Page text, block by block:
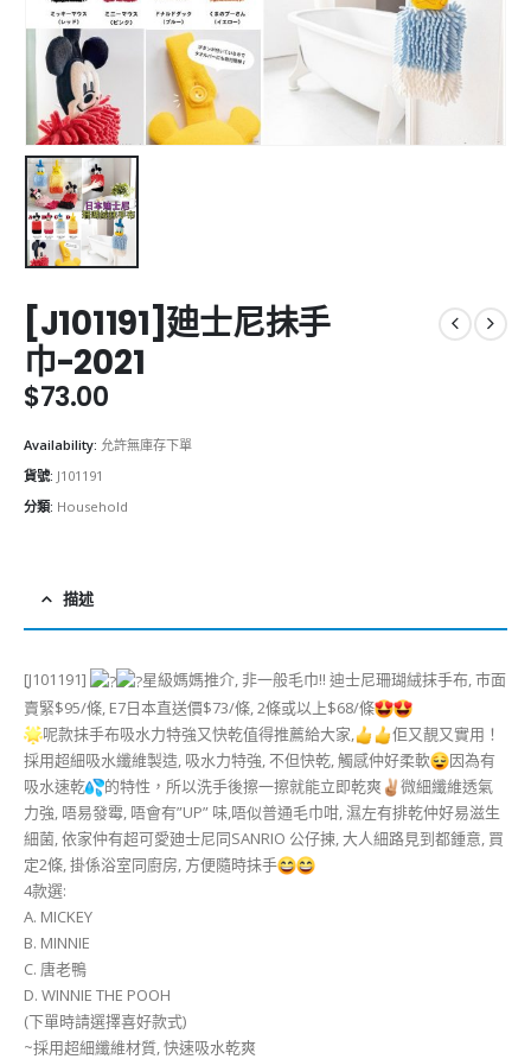
[J101191]廸士尼抺手
巾-2021
$73.00
Availability: 允許無庫存下單
貨號: J101191
分類: Household
描述
[J101191]
星級媽媽推介, 非一般毛巾!! 迪士尼珊瑚絨抹手布, 巿面
賣緊$95/條, E7日本直送價$73/條, 2條或以上$68/條
呢款抺手布吸水力特強又快乾值得推薦給大家,
佢又靚又實用！
採用超細吸水纖維製造, 吸水力特強, 不但快乾, 觸感仲好柔軟
因為有
吸水速乾
的特性，所以洗手後擦一擦就能立即乾爽
微細纖維透氣
力強, 唔易發霉, 唔會有”UP” 味,唔似普通毛巾咁, 濕左有排乾仲好易滋生
細菌, 依家仲有超可愛廸士尼同SANRIO 公仔揀, 大人細路見到都鍾意, 買
定2條, 掛係浴室同廚房, 方便隨時抺手
4款選:
A. MICKEY
B. MINNIE
C. 唐老鴨
D. WINNIE THE POOH
(下單時請選擇喜好款式)
~採用超細纖維材質, 快速吸水乾爽